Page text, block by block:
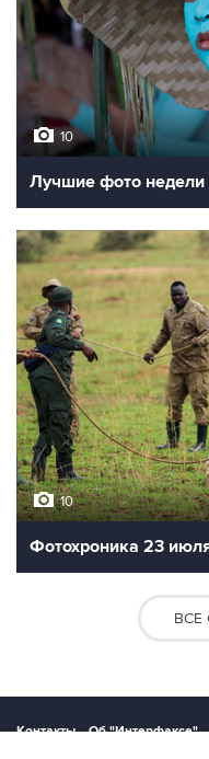
10
Лучшие фото недели
10
Фотохроника 23
ВСЕ
Контакты Об "Интерфаксе"